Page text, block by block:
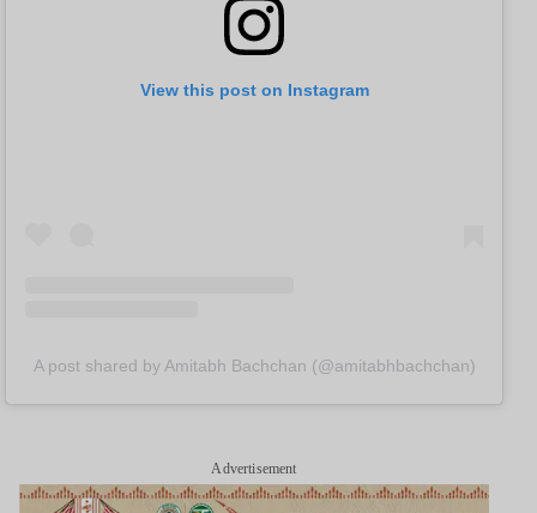
View this post on Instagram
A post shared by Amitabh Bachchan (@amitabhbachchan)
Advertisement